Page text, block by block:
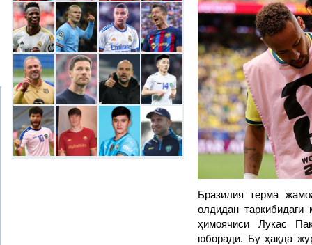
Бразилия терма
олдидан
ҳимоячиси Лукас
юборади. Бу ҳақда